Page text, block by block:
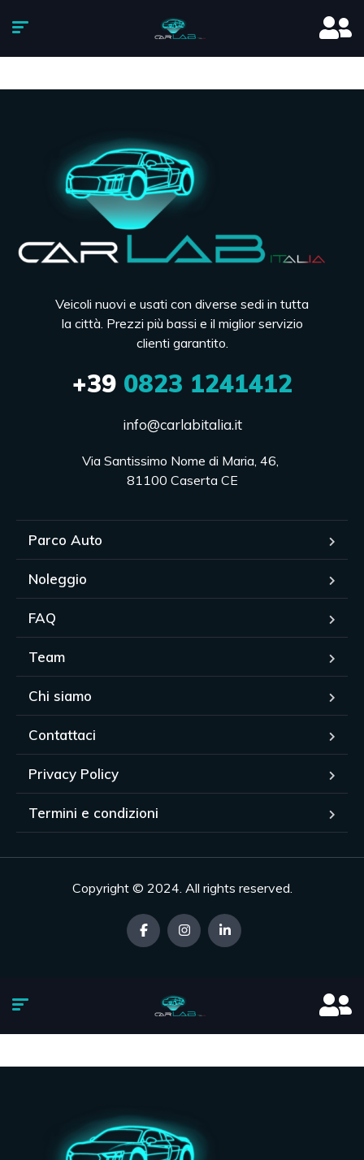
Veicoli nuovi e usati con diverse sedi in tutta
la città. Prezzi più bassi e il miglior servizio
clienti garantito.
+390823 1241412
info@carlabitalia.it
Via Santissimo Nome di Maria, 46,
81100 Caserta CE
Parco Auto
Noleggio
FAQ
Team
Chi siamo
Contattaci
Privacy Policy
Termini e condizioni
Copyright © 2024. All rights reserved.